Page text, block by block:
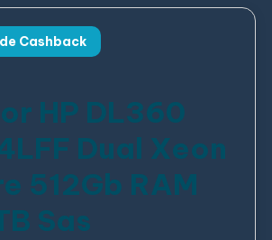
Cashback
HP DL360
Dual Xeon
512Gb RAM
Sas